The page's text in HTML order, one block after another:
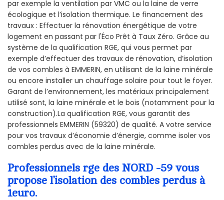
par exemple la ventilation par VMC ou la laine de verre
écologique et l’isolation thermique. Le financement des
travaux : Effectuer la rénovation énergétique de votre
logement en passant par l'Éco Prêt à Taux Zéro. Grâce au
système de la qualification RGE, qui vous permet par
exemple d’effectuer des travaux de rénovation, d’isolation
de vos combles à EMMERIN, en utilisant de la laine minérale
ou encore installer un chauffage solaire pour tout le foyer.
Garant de l’environnement, les matériaux principalement
utilisé sont, la laine minérale et le bois (notamment pour la
construction).La qualification RGE, vous garantit des
professionnels EMMERIN (59320) de qualité. A votre service
pour vos travaux d’économie d’énergie, comme isoler vos
combles perdus avec de la laine minérale.
Professionnels rge des NORD -59 vous
propose l’isolation des combles perdus à
1euro.